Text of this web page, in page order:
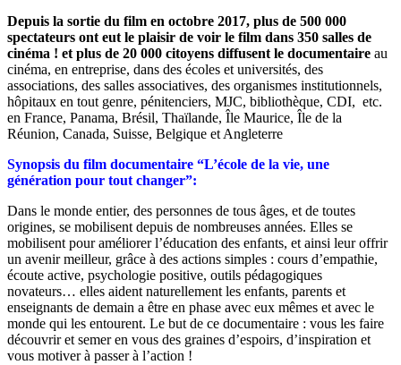
Depuis la sortie du film en octobre 2017, plus de 500 000
spectateurs ont eut le plaisir de voir le film dans 350 salles de
cinéma ! et plus de 20 000 citoyens diffusent le documentaire au
cinéma, en entreprise, dans des écoles et universités, des
associations, des salles associatives, des organismes institutionnels,
hôpitaux en tout genre, pénitenciers, MJC, bibliothèque, CDI, etc.
en France, Panama, Brésil, Thaïlande, Île Maurice, Île de la
Réunion, Canada, Suisse, Belgique et Angleterre
Synopsis du film documentaire “L’école de la vie, une
génération pour tout changer”:
Dans le monde entier, des personnes de tous âges, et de toutes
origines, se mobilisent depuis de nombreuses années. Elles se
mobilisent pour améliorer l’éducation des enfants, et ainsi leur offrir
un avenir meilleur, grâce à des actions simples : cours d’empathie,
écoute active, psychologie positive, outils pédagogiques
novateurs… elles aident naturellement les enfants, parents et
enseignants de demain a être en phase avec eux mêmes et avec le
monde qui les entourent. Le but de ce documentaire : vous les faire
découvrir et semer en vous des graines d’espoirs, d’inspiration et
vous motiver à passer à l’action !